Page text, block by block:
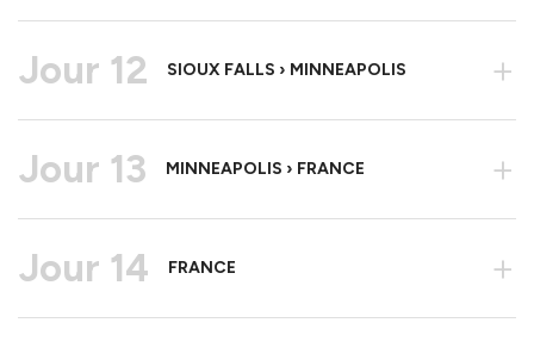
Jour 12 SIOUX FALLS › MINNEAPOLIS +
Jour 13 MINNEAPOLIS › FRANCE +
Jour 14 FRANCE +